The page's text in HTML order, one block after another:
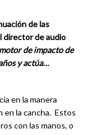
de las
director de audio
de impacto de
y actúa…
en la manera
en la cancha. Estos
con las manos, o